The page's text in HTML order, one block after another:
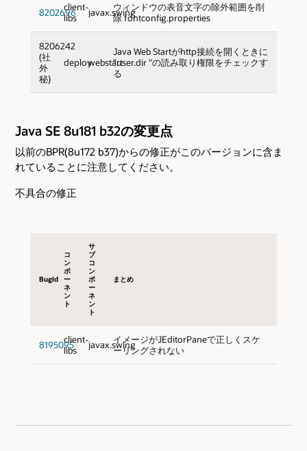
8202696client-
libs
javax.swingウィンドウの表音文字の除外範囲を削
除 fontconfig.properties
8206242
(社
外
秘)
deploywebstart
Java Web Startがhttp接続を開くときに
"user.dir "の読み取り権限をチェックす
る
Java SE 8u181 b32の変更点
以前のBPR(8u172 b37)からの修正がこのバージョンに含ま
れていることに注意してください。
不具合の修正
BugId
コ
ン
ポ
ー
ネ
ン
ト
サ
ブ
コ
ン
ポ
ー
ネ
ン
ト
まとめ
8195095client-
libs
javax.swingイメージがJEditorPaneで正しくスケ
ーリングされない